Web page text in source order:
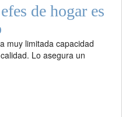
de hogar es
muy limitada capacidad
Lo asegura un